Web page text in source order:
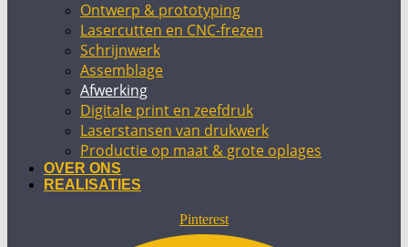
Ontwerp & prototyping
Lasercutten en CNC-frezen
Schrijnwerk
Assemblage
Afwerking
Digitale print en zeefdruk
Laserstansen van drukwerk
Productie op maat & grote oplages
OVER ONS
REALISATIES
Pinterest